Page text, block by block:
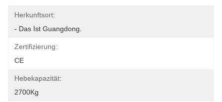
Herkunftsort:
- Das Ist Guangdong.
Zertifizierung:
CE
Hebekapazität:
2700Kg